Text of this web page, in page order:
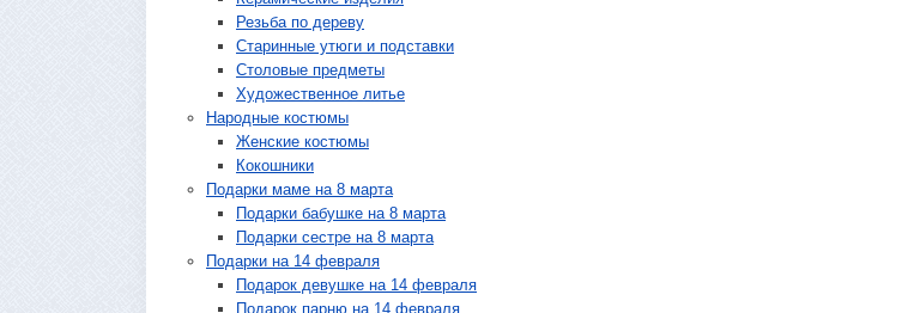
Резьба по дереву
Старинные утюги и подставки
Столовые предметы
Художественное литье
Народные костюмы
Женские костюмы
Кокошники
Подарки маме на 8 марта
Подарки бабушке на 8 марта
Подарки сестре на 8 марта
Подарки на 14 февраля
Подарок девушке на 14 февраля
Подарок парню на 14 февраля